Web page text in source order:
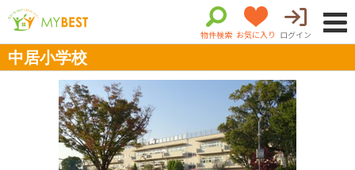
物件検索 お気に入り ログイン
中居小学校